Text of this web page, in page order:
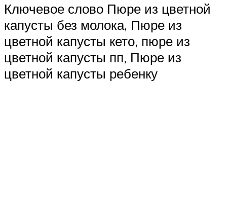
Ключевое слово Пюре из цветной
капусты без молока, Пюре из
цветной капусты кето, пюре из
цветной капусты пп, Пюре из
цветной капусты ребенку